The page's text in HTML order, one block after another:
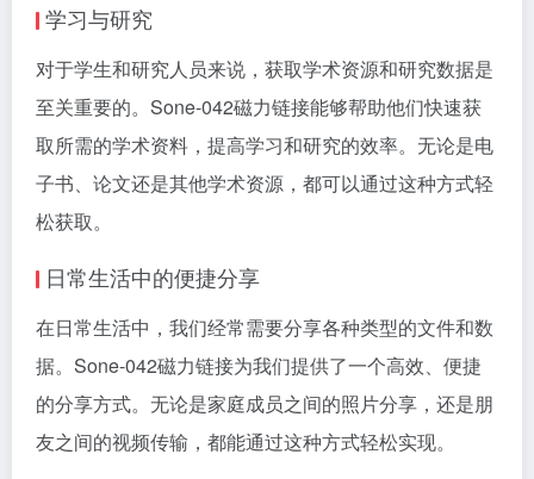
学习与研究
对于学生和研究人员来说，获取学术资源和研究数据是
至关重要的。Sone-042磁力链接能够帮助他们快速获
取所需的学术资料，提高学习和研究的效率。无论是电
子书、论文还是其他学术资源，都可以通过这种方式轻
松获取。
日常生活中的便捷分享
在日常生活中，我们经常需要分享各种类型的文件和数
据。Sone-042磁力链接为我们提供了一个高效、便捷
的分享方式。无论是家庭成员之间的照片分享，还是朋
友之间的视频传输，都能通过这种方式轻松实现。